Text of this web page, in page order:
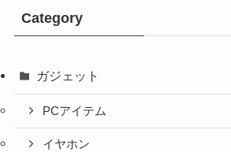
Category
ガジェット
PCアイテム
イヤホン